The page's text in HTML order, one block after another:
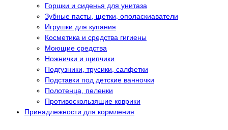
Горшки и сиденья для унитаза
Зубные пасты, щетки, ополаскиаватели
Игрушки для купания
Косметика и средства гигиены
Моющие средства
Ножнички и щипчики
Подгузники, трусики, салфетки
Подставки под детские ванночки
Полотенца, пеленки
Противоскользящие коврики
Принадлежности для кормления